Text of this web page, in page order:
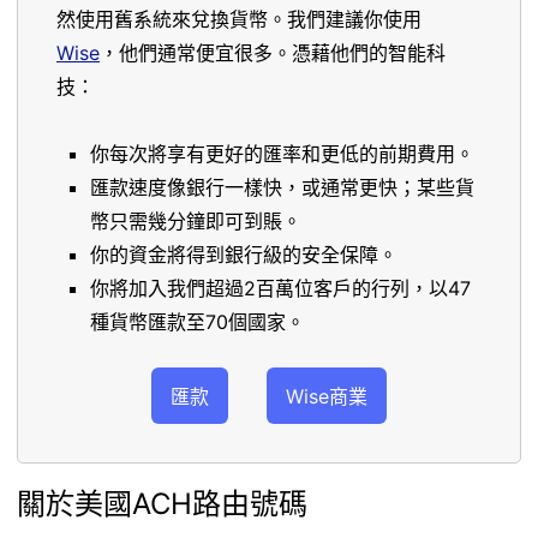
然使用舊系統來兌換貨幣。我們建議你使用
Wise ，他們通常便宜很多。憑藉他們的智能科
技：
你每次將享有更好的匯率和更低的前期費用。
匯款速度像銀行一樣快，或通常更快；某些貨
幣只需幾分鐘即可到賬。
你的資金將得到銀行級的安全保障。
你將加入我們超過2百萬位客戶的行列，以47
種貨幣匯款至70個國家。
匯款 Wise商業
關於美國ACH路由號碼